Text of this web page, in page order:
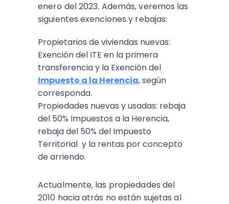
enero del 2023. Además, veremos las
siguientes exenciones y rebajas:
Propietarios de viviendas nuevas:
Exención del ITE en la primera
transferencia y la Exención del
Impuesto a la Herencia, según
corresponda.
Propiedades nuevas y usadas: rebaja
del 50% Impuestos a la Herencia,
rebaja del 50% del Impuesto
Territorial y la rentas por concepto
de arriendo.
Actualmente, las propiedades del
2010 hacia atrás no están sujetas al